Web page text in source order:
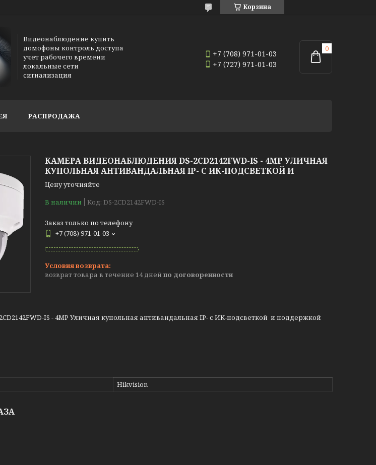
Корзина
Видеонаблюдение купить
домофоны контроль доступа
учет рабочего времени
локальные сети
сигнализация
+7 (708) 971-01-03
+7 (727) 971-01-03
РАСПРОДАЖА
КАМЕРА ВИДЕОНАБЛЮДЕНИЯ DS-2CD2142FWD-IS - 4MP УЛИЧНАЯ
КУПОЛЬНАЯ АНТИВАНДАЛЬНАЯ IP- С ИК-ПОДСВЕТКОЙ И
Цену уточняйте
В наличии
Код: DS-2CD2142FWD-IS
Заказ только по телефону
+7 (708) 971-01-03
возврат товара в течение 14 дней по договоренности
IS - 4MP Уличная купольная антивандальная IP- с ИК-подсветкой и поддержкой
Hikvision